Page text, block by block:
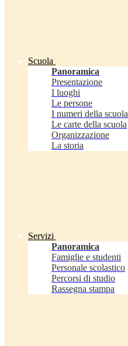
Scuola
Panoramica
Presentazione
I luoghi
Le persone
I numeri della scuola
Le carte della scuola
Organizzazione
La storia
Servizi
Panoramica
Famiglie e studenti
Personale scolastico
Percorsi di studio
Rassegna stampa